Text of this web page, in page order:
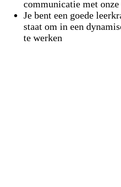
communicatie met
Je bent een goede
staat om in een
te werken